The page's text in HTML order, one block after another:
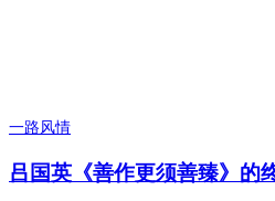
一路风情
吕国英《善作更须善臻》的